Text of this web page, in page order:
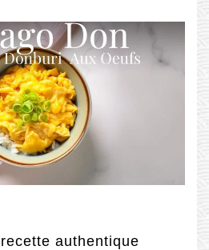
authentique